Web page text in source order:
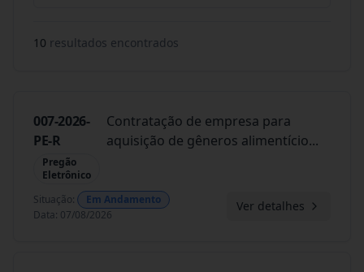
10 resultados encontrados
007-2026-
PE-R
Pregão
Eletrônico
Contratação de empresa para
aquisição de gêneros alimentício...
Situação:
Em Andamento
Data: 07/08/2026
Ver detalhes